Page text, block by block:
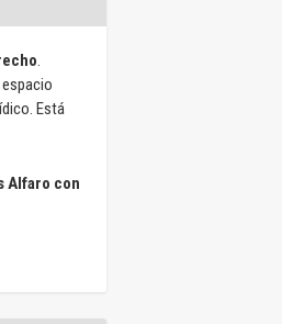
.
Está
Alfaro con